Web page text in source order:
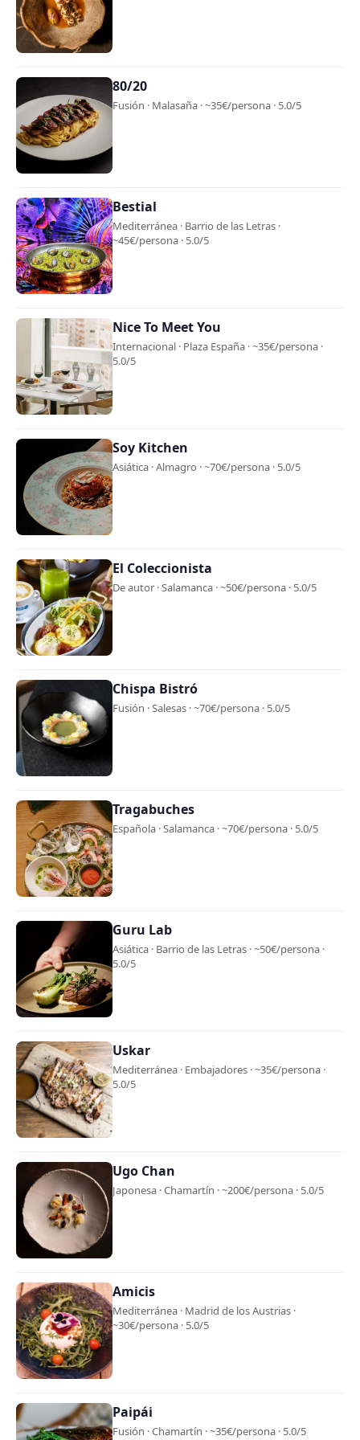
80/20
Fusión · Malasaña · ~35€/persona · 5.0/5
Bestial
Mediterránea · Barrio de las Letras ·
~45€/persona · 5.0/5
Nice To Meet You
Internacional · Plaza España · ~35€/persona ·
5.0/5
Soy Kitchen
Asiática · Almagro · ~70€/persona · 5.0/5
El Coleccionista
De autor · Salamanca · ~50€/persona · 5.0/5
Chispa Bistró
Fusión · Salesas · ~70€/persona · 5.0/5
Tragabuches
Española · Salamanca · ~70€/persona · 5.0/5
Guru Lab
Asiática · Barrio de las Letras · ~50€/persona ·
5.0/5
Uskar
Mediterránea · Embajadores · ~35€/persona ·
5.0/5
Ugo Chan
Japonesa · Chamartín · ~200€/persona · 5.0/5
Amicis
Mediterránea · Madrid de los Austrias ·
~30€/persona · 5.0/5
Paipái
Fusión · Chamartín · ~35€/persona · 5.0/5